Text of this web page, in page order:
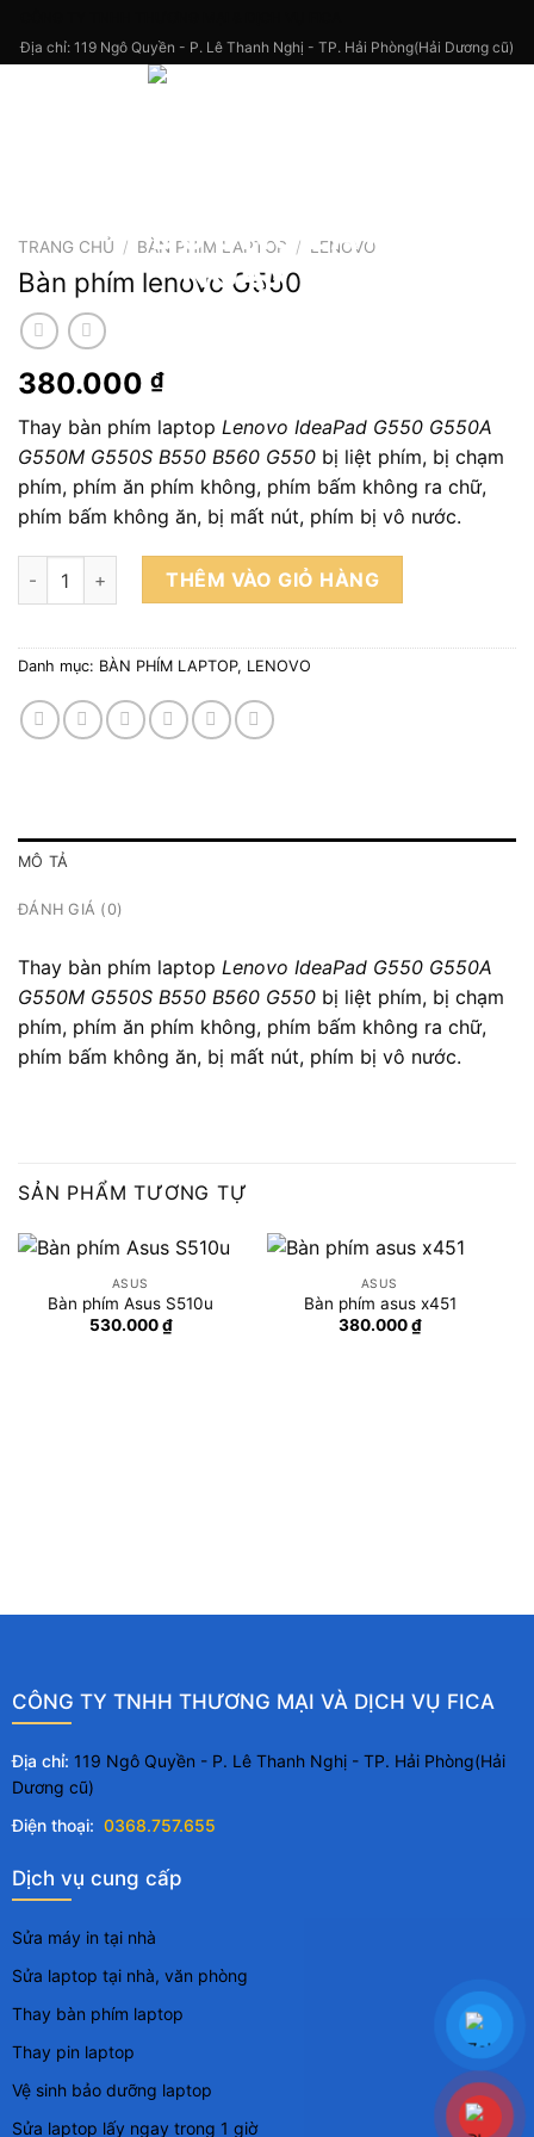
Địa chỉ: 119 Ngô Quyền - P. Lê Thanh Nghị - TP. Hải Phòng(Hải Dương cũ)
TRANG CHỦ / BÀN PHÍM LAPTOP / LENOVO
Bàn phím lenovo G550
380.000 ₫
Thay bàn phím laptop Lenovo IdeaPad G550 G550A
G550M G550S B550 B560 G550 bị liệt phím, bị chạm
phím, phím ăn phím không, phím bấm không ra chữ,
phím bấm không ăn, bị mất nút, phím bị vô nước.
Bàn phím lenovo G550 số lượng
THÊM VÀO GIỎ HÀNG
Danh mục: BÀN PHÍM LAPTOP, LENOVO
MÔ TẢ
ĐÁNH GIÁ (0)
Thay bàn phím laptop Lenovo IdeaPad G550 G550A
G550M G550S B550 B560 G550 bị liệt phím, bị chạm
phím, phím ăn phím không, phím bấm không ra chữ,
phím bấm không ăn, bị mất nút, phím bị vô nước.
SẢN PHẨM TƯƠNG TỰ
ASUS
Bàn phím Asus S510u
530.000₫
ASUS
Bàn phím asus x451
380.000₫
CÔNG TY TNHH THƯƠNG MẠI VÀ DỊCH VỤ FICA
Địa chỉ: 119 Ngô Quyền - P. Lê Thanh Nghị - TP. Hải Phòng(Hải
Dương cũ)
Điện thoại: 0368.757.655
Dịch vụ cung cấp
Sửa máy in tại nhà
Sửa laptop tại nhà, văn phòng
Thay bàn phím laptop
Thay pin laptop
Vệ sinh bảo dưỡng laptop
Sửa laptop lấy ngay trong 1 giờ